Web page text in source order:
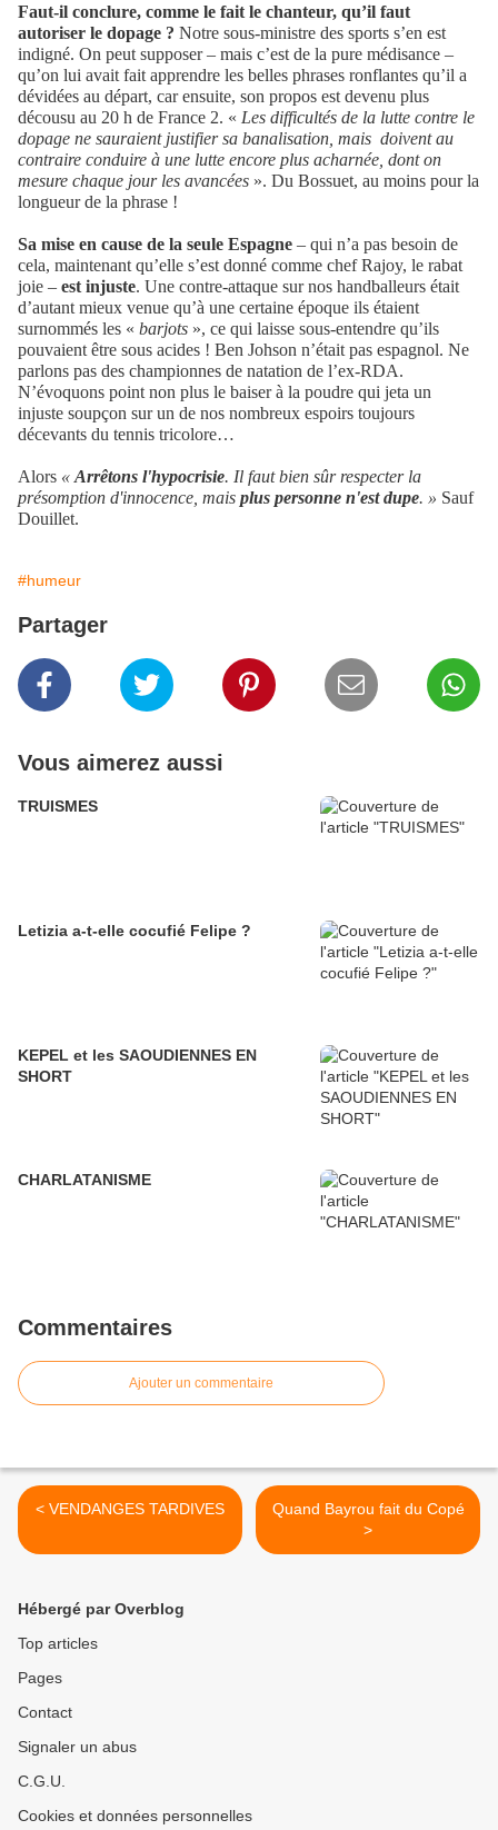
Faut-il conclure, comme le fait le chanteur, qu’il faut
autoriser le dopage ? Notre sous-ministre des sports s’en est
indigné. On peut supposer – mais c’est de la pure médisance –
qu’on lui avait fait apprendre les belles phrases ronflantes qu’il a
dévidées au départ, car ensuite, son propos est devenu plus
décousu au 20 h de France 2. « Les difficultés de la lutte contre le
dopage ne sauraient justifier sa banalisation, mais doivent au
contraire conduire à une lutte encore plus acharnée, dont on
mesure chaque jour les avancées ». Du Bossuet, au moins pour la
longueur de la phrase !
Sa mise en cause de la seule Espagne – qui n’a pas besoin de
cela, maintenant qu’elle s’est donné comme chef Rajoy, le rabat
joie – est injuste. Une contre-attaque sur nos handballeurs était
d’autant mieux venue qu’à une certaine époque ils étaient
surnommés les « barjots », ce qui laisse sous-entendre qu’ils
pouvaient être sous acides ! Ben Johson n’était pas espagnol. Ne
parlons pas des championnes de natation de l’ex-RDA.
N’évoquons point non plus le baiser à la poudre qui jeta un
injuste soupçon sur un de nos nombreux espoirs toujours
décevants du tennis tricolore…
Alors « Arrêtons l'hypocrisie. Il faut bien sûr respecter la
présomption d'innocence, mais plus personne n'est dupe. » Sauf
Douillet.
#humeur
Partager
Vous aimerez aussi
TRUISMES
Letizia a-t-elle cocufié Felipe ?
KEPEL et les SAOUDIENNES EN
SHORT
CHARLATANISME
Commentaires
Ajouter un commentaire
< VENDANGES TARDIVES
Quand Bayrou fait du Copé
>
Hébergé par Overblog
Top articles
Pages
Contact
Signaler un abus
C.G.U.
Cookies et données personnelles